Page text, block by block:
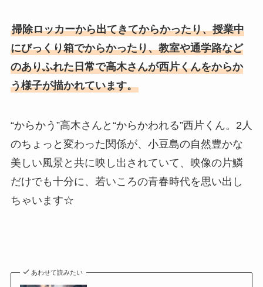
掃除ロッカーから出てきてからかったり、授業中
にびっくり箱でからかったり、教室や通学路など
のありふれた日常で高木さんが西片くんをからか
う様子が描かれています。
“からかう”高木さんと“からかわれる”西片くん。2人
のちょっと変わった関係が、小豆島の自然豊かな
美しい風景と共に映し出されていて、映像の片鱗
だけでも十分に、若いころの青春時代を思い出し
ちゃいます☆
あわせて読みたい